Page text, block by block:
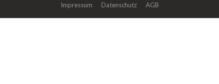
Impressum
Datenschutz AGB